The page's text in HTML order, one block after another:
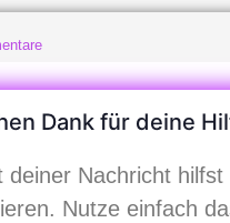
Dank für deine
Nachricht
Nutze einfach